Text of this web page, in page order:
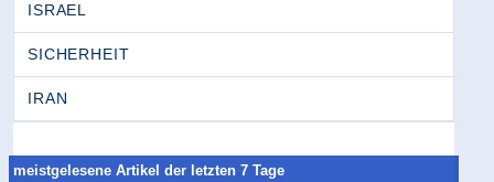
ISRAEL
SICHERHEIT
IRAN
meistgelesene Artikel der letzten 7 Tage